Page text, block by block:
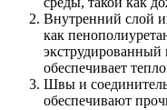
Внутренний слой
как
обеспечивает
Швы и
обеспечивают